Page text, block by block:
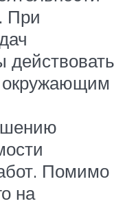
При
действовать
окружающим
Помимо
на